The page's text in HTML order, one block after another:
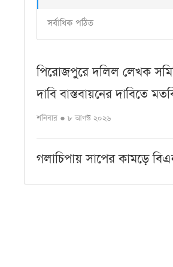
সর্বাধিক পঠিত
পিরোজপুরে দলিল লেখক
দাবি বাস্তবায়নের দাবিতে
শনিবার ● ৮ আগস্ট ২০২৬
গলাচিপায় সাপের কামড়ে
মৃত্যু, অ্যান্টিভেনম না